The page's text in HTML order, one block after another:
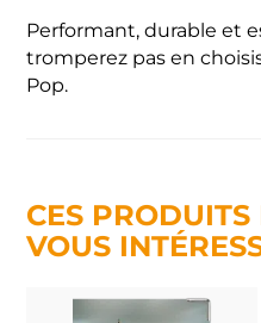
Performant, durable et
tromperez pas en
Pop.
CES
VOUS